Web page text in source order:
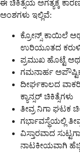
ಈ ಚಿಕಿತ್ಸೆಯ ಅಗತ್ಯಕ್ಕೆ
ಅಂಶಗಳು ಇಲ್ಲಿವೆ:
ಕ್ರೋನ್ಸ್ ಕಾಯಿಲೆ
ಉರಿಯೂತದ
ಪ್ರಮುಖ ಹೊಟ್ಟೆ
ಗಮನಾರ್ಹ
ದೀರ್ಘಕಾಲದ
ಕ್ಯಾನ್ಸರ್ ಚಿಕಿತ್ಸೆಗಳು
ತೀವ್ರ ನಿಗಾ ಘಟಕ
ಗರ್ಭಾವಸ್ಥೆಯಲ್ಲಿ
ವಿಸ್ತಾರವಾದ
ನಾಟಕೀಯವಾಗಿ